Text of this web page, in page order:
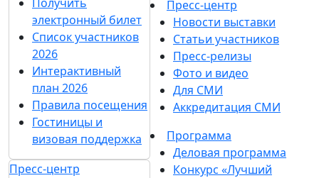
электронный билет
Список участников
2026
Интерактивный
план 2026
Правила посещения
Гостиницы и
визовая поддержка
Пресс-центр
Пресс-центр
Новости выставки
Статьи участников
Пресс-релизы
Фото и видео
Для СМИ
Аккредитация СМИ
Программа
Деловая программа
Конкурс «Лучший